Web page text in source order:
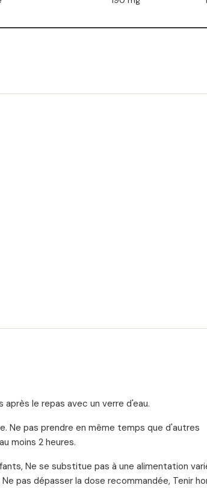
le repas avec un verre d'eau.
Ne pas prendre en même temps que d'autres
moins 2 heures.
Ne se substitue pas à une alimentation
pas dépasser la dose recommandée, Tenir